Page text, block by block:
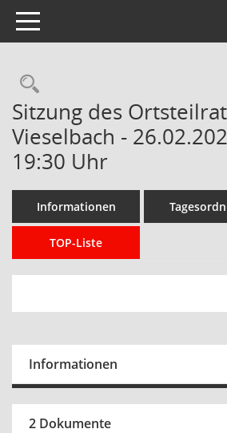
Toggle navigation
Rechercheauswahl
Sitzung des
Vieselbach -
19:30 Uhr
Informationen
TOP-Liste
Informationen
2 Dokumente